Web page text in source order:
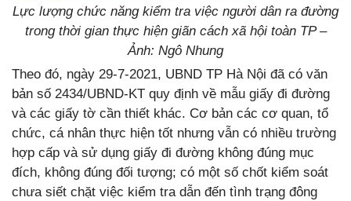
Lực lượng chức năng kiểm tra việc người dân ra đường
trong thời gian thực hiện giãn cách xã hội toàn TP –
Ảnh: Ngô Nhung
Theo đó, ngày 29-7-2021, UBND TP Hà Nội đã có văn
bản số 2434/UBND-KT quy định về mẫu giấy đi đường
và các giấy tờ cần thiết khác. Cơ bản các cơ quan, tổ
chức, cá nhân thực hiện tốt nhưng vẫn có nhiều trường
hợp cấp và sử dụng giấy đi đường không đúng mục
đích, không đúng đối tượng; có một số chốt kiểm soát
chưa siết chặt việc kiểm tra dẫn đến tình trạng đông